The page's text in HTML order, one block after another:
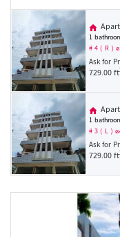
1
# 4 ( R )
Ask for
729.00 ft
1
# 3 ( L )
Ask for
729.00 ft